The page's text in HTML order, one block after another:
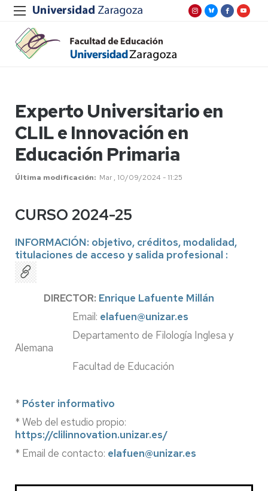
Experto Universitario en
CLIL e Innovación en
Educación Primaria
Última modificación Mar , 10/09/2024 - 11:25
CURSO 2024-25
INFORMACIÓN: objetivo, créditos, modalidad,
titulaciones de acceso y salida profesional :
DIRECTOR: Enrique Lafuente Millán
Email: elafuen@unizar.es
Departamento de Filología Inglesa y
Alemana
Facultad de Educación
* Póster informativo
* Web del estudio propio:
https://clilinnovation.unizar.es/
* Email de contacto: elafuen@unizar.es